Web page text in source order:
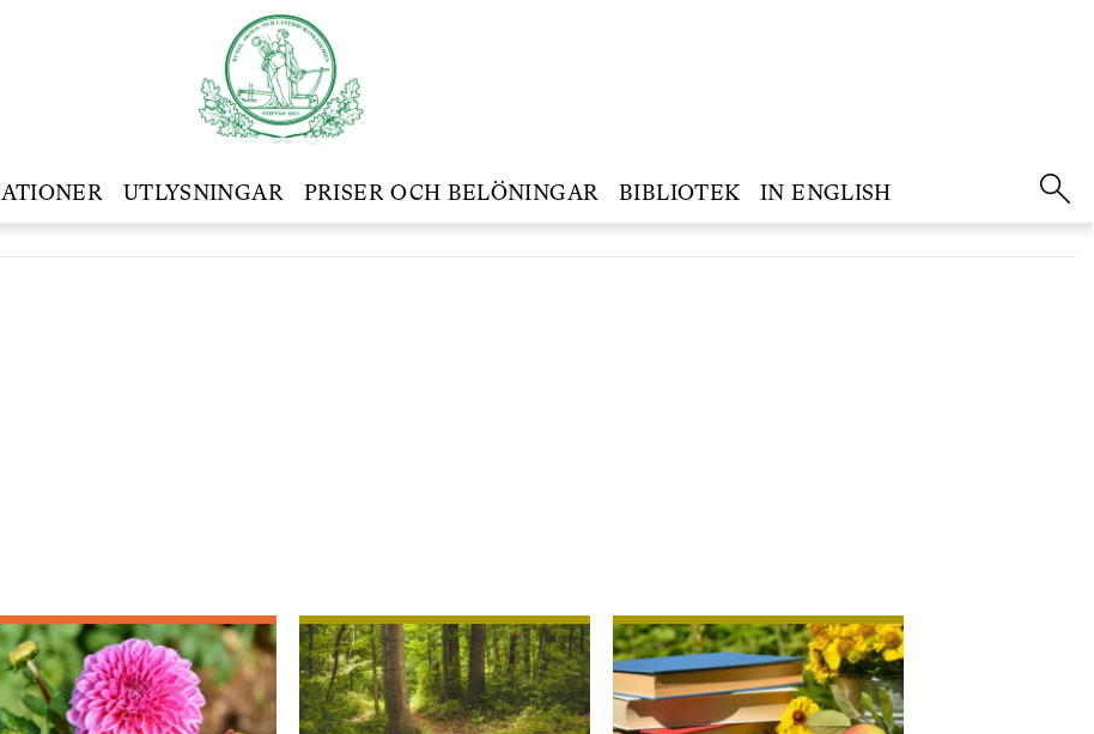
UTLYSNINGAR PRISER OCH BELÖNINGAR BIBLIOTEK IN ENGLISH